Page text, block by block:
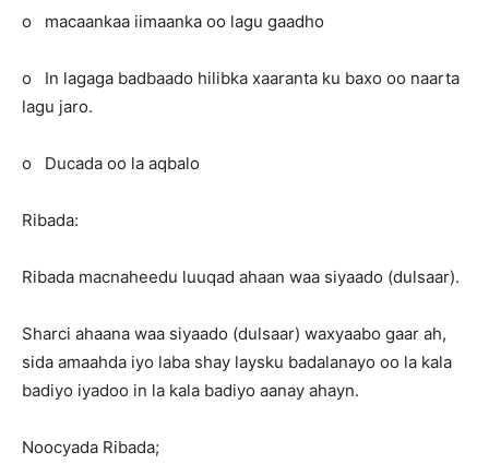
o macaankaa iimaanka oo lagu gaadho
o In lagaga badbaado hilibka xaaranta ku baxo oo naarta
lagu jaro.
o Ducada oo la aqbalo
Ribada:
Ribada macnaheedu luuqad ahaan waa siyaado (dulsaar).
Sharci ahaana waa siyaado (dulsaar) waxyaabo gaar ah,
sida amaahda iyo laba shay laysku badalanayo oo la kala
badiyo iyadoo in la kala badiyo aanay ahayn.
Noocyada Ribada;